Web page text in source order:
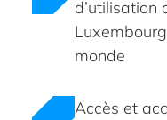
d’utilisation
monde
Accès et